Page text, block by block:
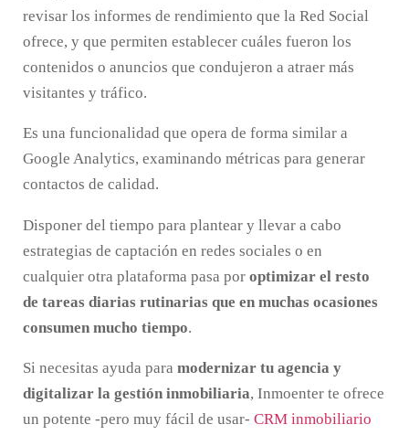
revisar los informes de rendimiento que la Red Social
ofrece, y que permiten establecer cuáles fueron los
contenidos o anuncios que condujeron a atraer más
visitantes y tráfico.
Es una funcionalidad que opera de forma similar a
Google Analytics, examinando métricas para generar
contactos de calidad.
Disponer del tiempo para plantear y llevar a cabo
estrategias de captación en redes sociales o en
cualquier otra plataforma pasa por optimizar el resto
de tareas diarias rutinarias que en muchas ocasiones
consumen mucho tiempo.
Si necesitas ayuda para modernizar tu agencia y
digitalizar la gestión inmobiliaria, Inmoenter te ofrece
un potente -pero muy fácil de usar- CRM inmobiliario